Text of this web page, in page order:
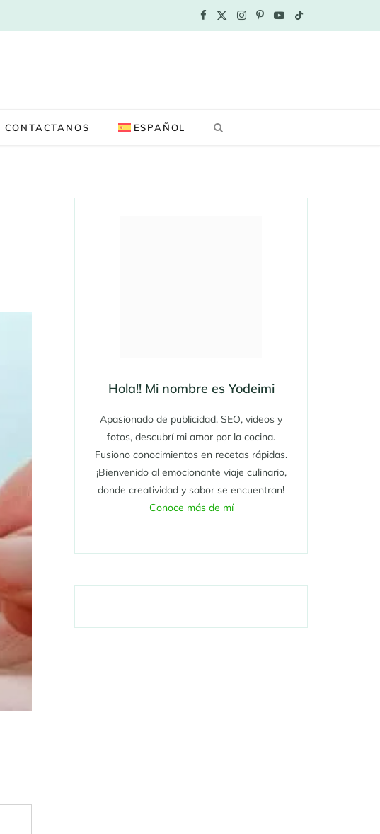
o t
I
r
P
e
Y
e
T
CONTACTANOS ESPAÑOL
Hola!! Mi nombre es Yodeimi
Apasionado de publicidad, SEO, videos y
fotos, descubrí mi amor por la cocina.
Fusiono conocimientos en recetas rápidas.
¡Bienvenido al emocionante viaje culinario,
donde creatividad y sabor se encuentran!
Conoce más de mí